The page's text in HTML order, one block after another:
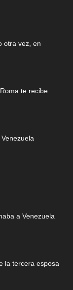
otra vez, en
te recibe
a Venezuela
la tercera esposa